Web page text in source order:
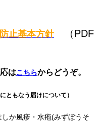
止基本方針（PDF
はこちらからどうぞ。
ともなう届けについて）
か風疹・水疱(みずぼうそ